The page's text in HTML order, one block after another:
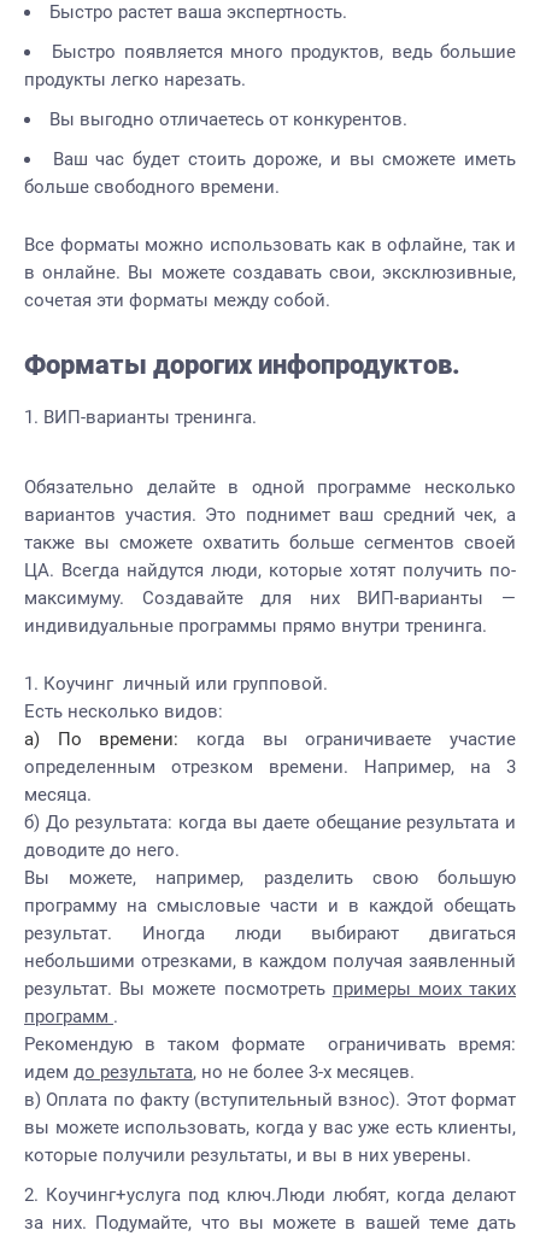
Быстро растет ваша экспертность.
Быстро появляется много продуктов, ведь большие
продукты легко нарезать.
Вы выгодно отличаетесь от конкурентов.
Ваш час будет стоить дороже, и вы сможете иметь
больше свободного времени.
Все форматы можно использовать как в офлайне, так и
в онлайне. Вы можете создавать свои, эксклюзивные,
сочетая эти форматы между собой.
Форматы дорогих инфопродуктов.
ВИП-варианты тренинга.
Обязательно делайте в одной программе несколько
вариантов участия. Это поднимет ваш средний чек, а
также вы сможете охватить больше сегментов своей
ЦА. Всегда найдутся люди, которые хотят получить по-
максимуму. Создавайте для них ВИП-варианты —
индивидуальные программы прямо внутри тренинга.
Коучинг личный или групповой.
Есть несколько видов:
а) По времени: когда вы ограничиваете участие
определенным отрезком времени. Например, на 3
месяца.
б) До результата: когда вы даете обещание результата и
доводите до него.
Вы можете, например, разделить свою большую
программу на смысловые части и в каждой обещать
результат. Иногда люди выбирают двигаться
небольшими отрезками, в каждом получая заявленный
результат. Вы можете посмотреть примеры моих таких
программ .
Рекомендую в таком формате ограничивать время:
идем до результата, но не более 3-х месяцев.
в) Оплата по факту (вступительный взнос). Этот формат
вы можете использовать, когда у вас уже есть клиенты,
которые получили результаты, и вы в них уверены.
Коучинг+услуга под ключ.Люди любят, когда делают
за них. Подумайте, что вы можете в вашей теме дать